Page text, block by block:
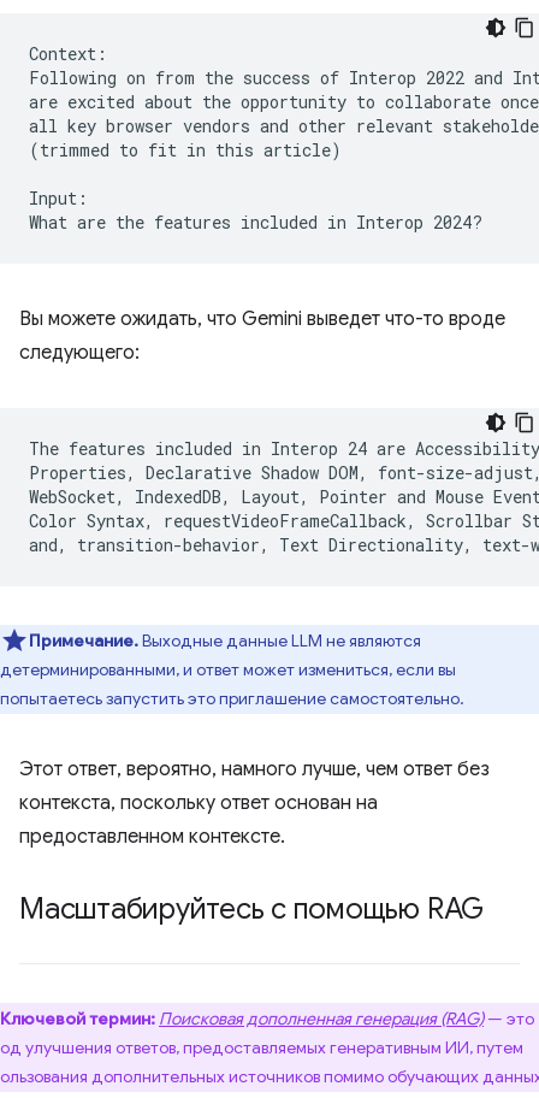
Context:
Following on from the success of Interop 2022 and
are excited about the opportunity to collaborate
all key browser vendors and other relevant
(trimmed to fit in this article)
Input:
Вы можете ожидать, что Gemini выведет что-то вроде
следующего:
The features included in Interop 24 are Accessibility,
Properties, Declarative Shadow DOM, font-size-adjust,
WebSocket, IndexedDB, Layout, Pointer and Mouse
Color Syntax, requestVideoFrameCallback, Scrollbar
Примечание.Выходные данные LLM не являются
детерминированными, и ответ может измениться, если вы
попытаетесь запустить это приглашение самостоятельно.
Этот ответ, вероятно, намного лучше, чем ответ без
контекста, поскольку ответ основан на
предоставленном контексте.
Масштабируйтесь с помощью RAG
Ключевой термин: Поисковая дополненная генерация (RAG)— это
улучшения ответов, предоставляемых генеративным ИИ, путем
дополнительных источников помимо обучающих